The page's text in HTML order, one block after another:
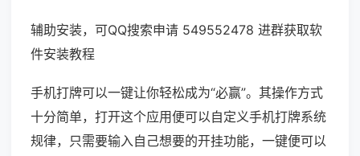
辅助安装，可QQ搜索申请 549552478 进群获取软
件安装教程
手机打牌可以一键让你轻松成为“必赢”。其操作方式
十分简单，打开这个应用便可以自定义手机打牌系统
规律，只需要输入自己想要的开挂功能，一键便可以